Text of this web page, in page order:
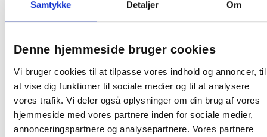
Samtykke Detaljer Om
Denne hjemmeside bruger cookies
Vi bruger cookies til at tilpasse vores indhold og annoncer, til
at vise dig funktioner til sociale medier og til at analysere
vores trafik. Vi deler også oplysninger om din brug af vores
hjemmeside med vores partnere inden for sociale medier,
annonceringspartnere og analysepartnere. Vores partnere
Svanemærket
Fødevaresikkerhedsdatablad